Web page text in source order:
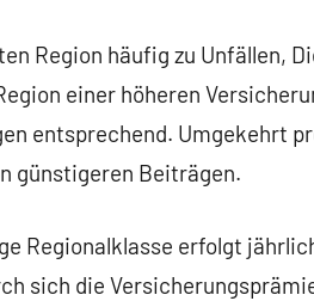
Region häufig zu Unfällen,
einer höheren
entsprechend. Umgekehrt
günstigeren Beiträgen.
Regionalklasse erfolgt
sich die